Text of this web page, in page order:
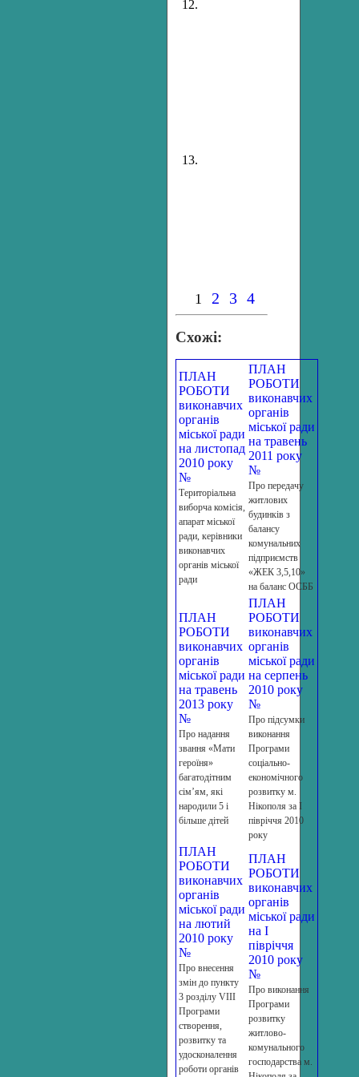
12.
13.
1 2 3 4
Схожі:
ПЛАН
РОБОТИ
виконавчих
органів
міської ради
на листопад
2010 року
№
Територіальна
виборча комісія,
апарат міської
ради, керівники
виконавчих
органів міської
ради
ПЛАН
РОБОТИ
виконавчих
органів
міської ради
на травень
2011 року
№
Про передачу
житлових
будинків з
балансу
комунальних
підприємств
«ЖЕК 3,5,10»
на баланс ОСББ
ПЛАН
РОБОТИ
виконавчих
органів
міської ради
на травень
2013 року
№
Про надання
звання «Мати
героїня»
багатодітним
сім’ям, які
народили 5 і
більше дітей
ПЛАН
РОБОТИ
виконавчих
органів
міської ради
на серпень
2010 року
№
Про підсумки
виконання
Програми
соціально-
економічного
розвитку м.
Нікополя за І
півріччя 2010
року
ПЛАН
РОБОТИ
виконавчих
органів
міської ради
на лютий
2010 року
№
Про внесення
змін до пункту
3 розділу VІІІ
Програми
створення,
розвитку та
удосконалення
роботи органів
ПЛАН
РОБОТИ
виконавчих
органів
міської ради
на І
півріччя
2010 року
№
Про виконання
Програми
розвитку
житлово-
комунального
господарства м.